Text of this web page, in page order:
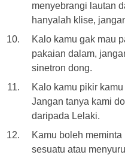
menyebrangi lautan
hanyalah klise,
Kalo kamu gak mau
pakaian dalam,
sinetron dong.
Kalo kamu pikir
Jangan tanya kami
daripada Lelaki.
Kamu boleh
sesuatu atau